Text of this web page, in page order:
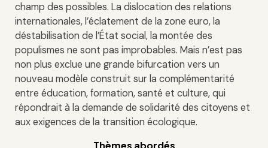
champ des possibles. La dislocation des relations
internationales, l’éclatement de la zone euro, la
déstabilisation de l’État social, la montée des
populismes ne sont pas improbables. Mais n’est pas
non plus exclue une grande bifurcation vers un
nouveau modèle construit sur la complémentarité
entre éducation, formation, santé et culture, qui
répondrait à la demande de solidarité des citoyens et
aux exigences de la transition écologique.
Thèmes abordés